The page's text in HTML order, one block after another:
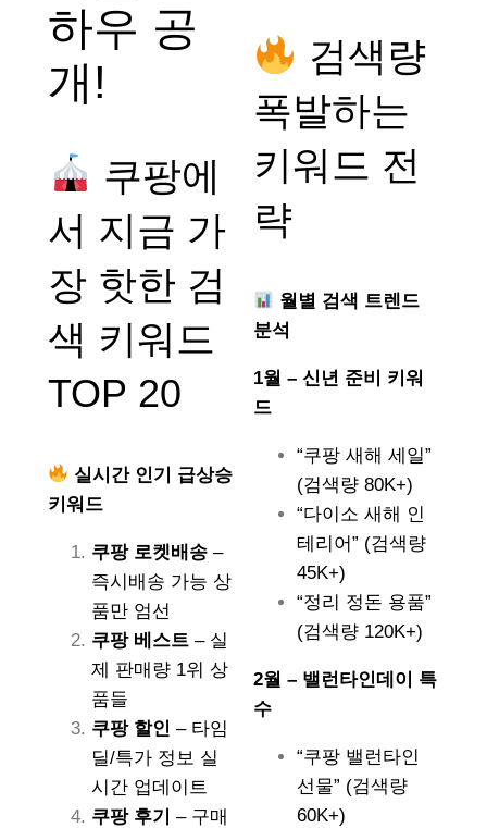
하우 공
개!
쿠팡에
서 지금 가
장 핫한 검
색 키워드
TOP 20
실시간 인기 급상승
키워드
쿠팡 로켓배송 –
즉시배송 가능 상
품만 엄선
쿠팡 베스트 – 실
제 판매량 1위 상
품들
쿠팡 할인 – 타임
딜/특가 정보 실
시간 업데이트
쿠팡 후기
– 구매
검색량
폭발하는
키워드 전
략
월별 검색 트렌드
분석
1월 – 신년 준비 키워
드
“쿠팡 새해 세일”
(검색량 80K+)
“다이소 새해 인
테리어” (검색량
45K+)
“정리 정돈 용품”
(검색량 120K+)
2월 – 밸런타인데이 특
수
“쿠팡 밸런타인
선물” (검색량
60K+)